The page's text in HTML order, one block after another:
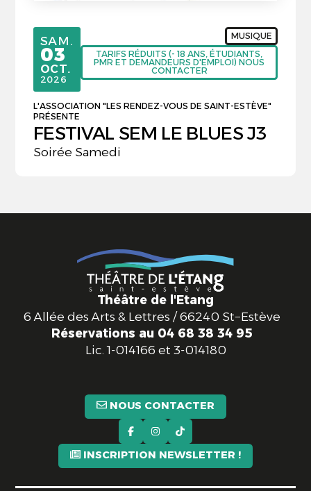
SAMEDI
SAM.
03
OCTOBRE
OCT.
2026
MUSIQUE
TARIFS RÉDUITS (- 18 ANS, ÉTUDIANTS,
PMR ET DEMANDEURS D'EMPLOI) NOUS
CONTACTER
L'ASSOCIATION "LES RENDEZ-VOUS DE SAINT-ESTÈVE"
PRÉSENTE
FESTIVAL SEM LE BLUES J3
Soirée Samedi
Théâtre de l'Etang
6 Allée des Arts & Lettres / 66240 St−Estève
Réservations au 04 68 38 34 95
Lic.1-014166 et 3-014180
NOUS CONTACTER
INSCRIPTION NEWSLETTER !